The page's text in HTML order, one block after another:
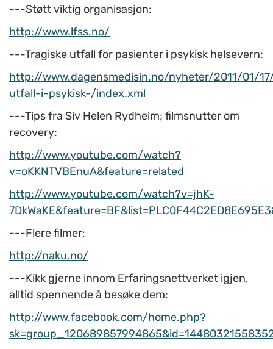
---Støtt viktig organisasjon:
http://www.lfss.no/
---Tragiske utfall for pasienter i psykisk helsevern:
http://www.dagensmedisin.no/nyheter/2011/01/
utfall-i-psykisk-/index.xml
---Tips fra Siv Helen Rydheim; filmsnutter om
recovery:
http://www.youtube.com/watch?
v=oKKNTVBEnuA&feature=related
http://www.youtube.com/watch?v=jhK-
---Flere filmer:
http://naku.no/
---Kikk gjerne innom Erfaringsnettverket igjen,
alltid spennende å besøke dem:
http://www.facebook.com/home.php?